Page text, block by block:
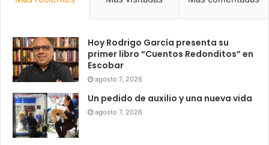
Hoy Rodrigo García presenta su
primer libro “Cuentos Redonditos” en
Escobar
agosto 7, 2026
Un pedido de auxilio y una nueva vida
agosto 7, 2026